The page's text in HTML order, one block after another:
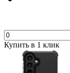
Купить в 1 клик